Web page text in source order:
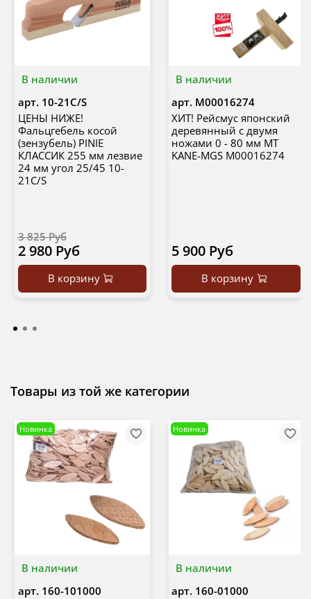
В наличии
арт. 10-21C/S
ЦЕНЫ НИЖЕ!
Фальцгебель косой
(зензубель) PINIE
КЛАССИК 255 мм лезвие
24 мм угол 25/45 10-
21C/S
3 825 Руб
2 980 Руб
В корзину
В наличии
арт. М00016274
ХИТ! Рейсмус японский
деревянный с двумя
ножами 0 - 80 мм MT
KANE-MGS М00016274
5 900 Руб
В корзину
Товары из той же категории
В наличии
Новинка
арт. 160-101000
В наличии
Новинка
арт. 160-01000